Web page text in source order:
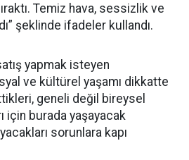
Temiz hava, sessizlik ve
şeklinde ifadeler kullandı.
yapmak isteyen
ve kültürel yaşamı dikkatte
geneli değil bireysel
için burada yaşayacak
sorunlara kapı